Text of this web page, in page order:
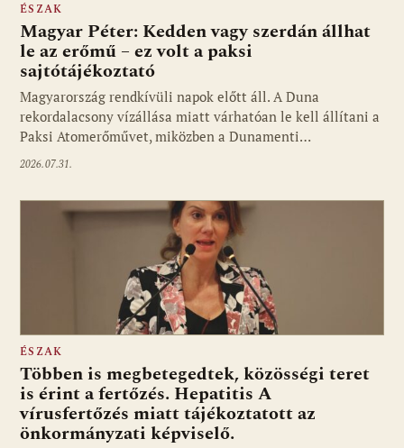
ÉSZAK
Magyar Péter: Kedden vagy szerdán állhat
le az erőmű – ez volt a paksi
sajtótájékoztató
Magyarország rendkívüli napok előtt áll. A Duna
rekordalacsony vízállása miatt várhatóan le kell állítani a
Paksi Atomerőművet, miközben a Dunamenti…
2026.07.31.
ÉSZAK
Többen is megbetegedtek, közösségi teret
is érint a fertőzés. Hepatitis A
vírusfertőzés miatt tájékoztatott az
önkormányzati képviselő.